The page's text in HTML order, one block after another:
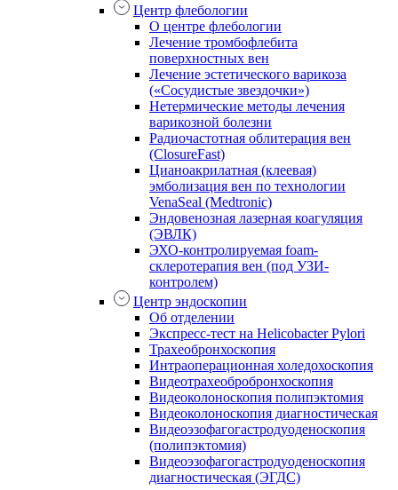
Центр флебологии
О центре флебологии
Лечение тромбофлебита
поверхностных вен
Лечение эстетического варикоза
(«Сосудистые звездочки»)
Нетермические методы лечения
варикозной болезни
Радиочастотная облитерация вен
(ClosureFast)
Цианоакрилатная (клеевая)
эмболизация вен по технологии
VenaSeal (Medtronic)
Эндовенозная лазерная коагуляция
(ЭВЛК)
ЭХО-контролируемая foam-
склеротерапия вен (под УЗИ-
контролем)
Центр эндоскопии
Об отделении
Экспресс-тест на Helicobacter Pylori
Трахеобронхоскопия
Интраоперационная холедохоскопия
Видеотрахеобробронхоскопия
Видеоколоноскопия полипэктомия
Видеоколоноскопия диагностическая
Видеоэзофагогастродуоденоскопия
(полипэктомия)
Видеоэзофагогастродуоденоскопия
диагностическая (ЭГДС)